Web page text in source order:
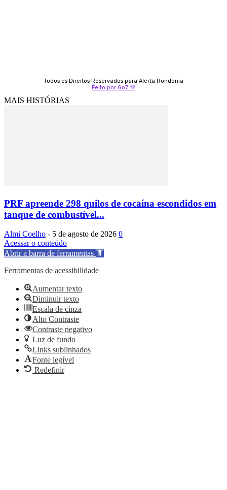
Todos os Direitos Reservados para Alerta Rondonia
Feito por Go7 💜
MAIS HISTÓRIAS
PRF apreende 298 quilos de cocaína escondidos em
tanque de combustível...
Almi Coelho - 5 de agosto de 2026 0
Acessar o conteúdo
Abrir a barra de ferramentas
Ferramentas de acessibilidade
Aumentar texto
Diminuir texto
Escala de cinza
Alto Contraste
Contraste negativo
Luz de fundo
Links sublinhados
Fonte legível
Redefinir